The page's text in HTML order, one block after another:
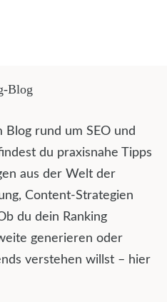
Blog
rund um SEO und
du praxisnahe Tipps
aus der Welt der
Content-Strategien
du dein Ranking
generieren oder
verstehen willst – hier